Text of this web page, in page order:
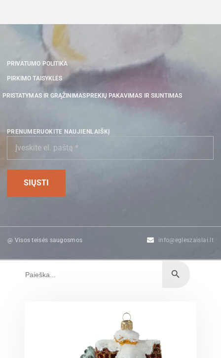
PRIVATUMO POLITIKA
PIRKIMO TAISYKLĖS
PRISTATYMAS IR GRĄŽINIMASPREKIŲ PAKAVIMAS IR SIUNTIMAS
PRENUMERUOKITE NAUJIENLAIŠKĮ
@ Visos teisės saugosmos info@egleszaislai.lt